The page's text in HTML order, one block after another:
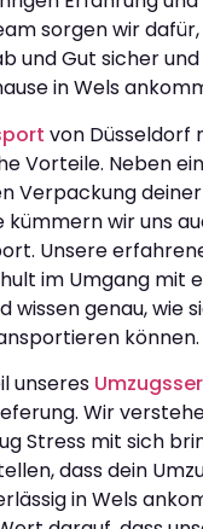
sorgen wir
und Gut sicher
in Wels
von Düsseldorf
Vorteile. Neben
Verpackung
wir uns
Unsere
im Umgang mit
wissen genau, wie
können.
unseres
Wir
Stress mit sich
dass dein
in Wels